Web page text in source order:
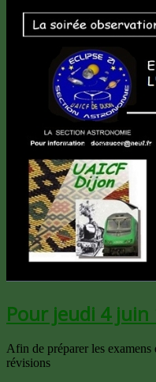
Pour jeudi 4
Afin de préparer les
révisions